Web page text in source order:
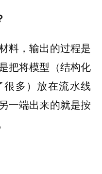
料，输出的过程是
把将模型（结构化
多）放在流水线
一端出来的就是按